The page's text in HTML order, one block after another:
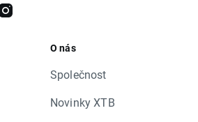
O nás
Společnost
Novinky XTB